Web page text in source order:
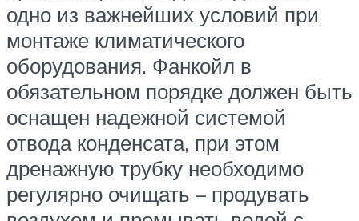
одно из важнейших условий при
монтаже климатического
оборудования. Фанкойл в
обязательном порядке должен быть
оснащен надежной системой
отвода конденсата, при этом
дренажную трубку необходимо
регулярно очищать – продувать